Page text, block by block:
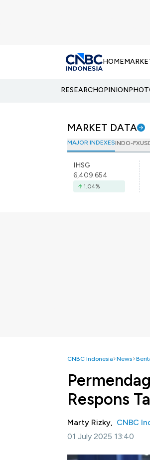
HOME
RESEARCHOPINION
MARKET DATA
MAJOR INDEXESINDO-FX
IHSG
6,409.654
1.04%
CNBC Indonesia News
Respons
Marty Rizky, CNBC
01 July 2025 13:40